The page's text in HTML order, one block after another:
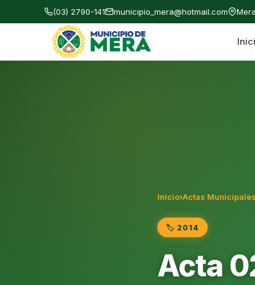
(03) 2790-141 municipio_mera@hotmail.com
Gobierno Autónomo Descentralizado
Inicio›Actas Municipales
🏷️ 2014
Acta